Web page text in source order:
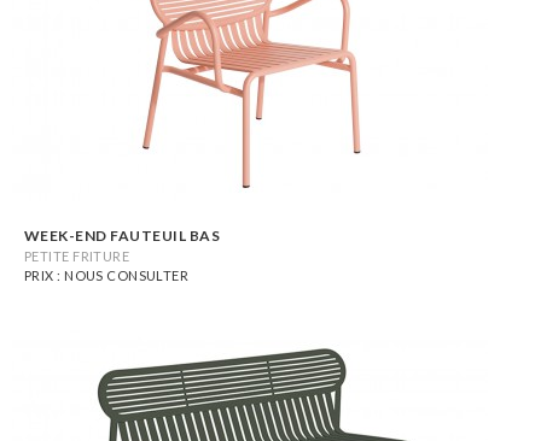
WEEK-END FAUTEUIL BAS
PETITE FRITURE
PRIX : NOUS CONSULTER